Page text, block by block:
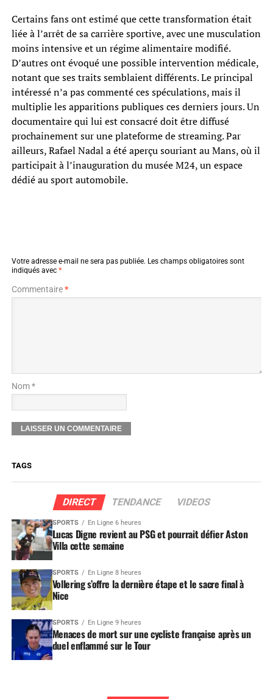
Certains fans ont estimé que cette transformation était
liée à l’arrêt de sa carrière sportive, avec une musculation
moins intensive et un régime alimentaire modifié.
D’autres ont évoqué une possible intervention médicale,
notant que ses traits semblaient différents. Le principal
intéressé n’a pas commenté ces spéculations, mais il
multiplie les apparitions publiques ces derniers jours. Un
documentaire qui lui est consacré doit être diffusé
prochainement sur une plateforme de streaming. Par
ailleurs, Rafael Nadal a été aperçu souriant au Mans, où il
participait à l’inauguration du musée M24, un espace
dédié au sport automobile.
Votre adresse e-mail ne sera pas publiée. Les champs obligatoires sont
indiqués avec *
Commentaire*
Nom *
TAGS
DIRECT TENDANCE VIDEOS
SPORTS En Ligne 6 heures
Lucas Digne revient au PSG et pourrait défier Aston
Villa cette semaine
SPORTS En Ligne 8 heures
Vollering s’offre la dernière étape et le sacre final à
Nice
SPORTS En Ligne 9 heures
Menaces de mort sur une cycliste française après un
duel enflammé sur le Tour